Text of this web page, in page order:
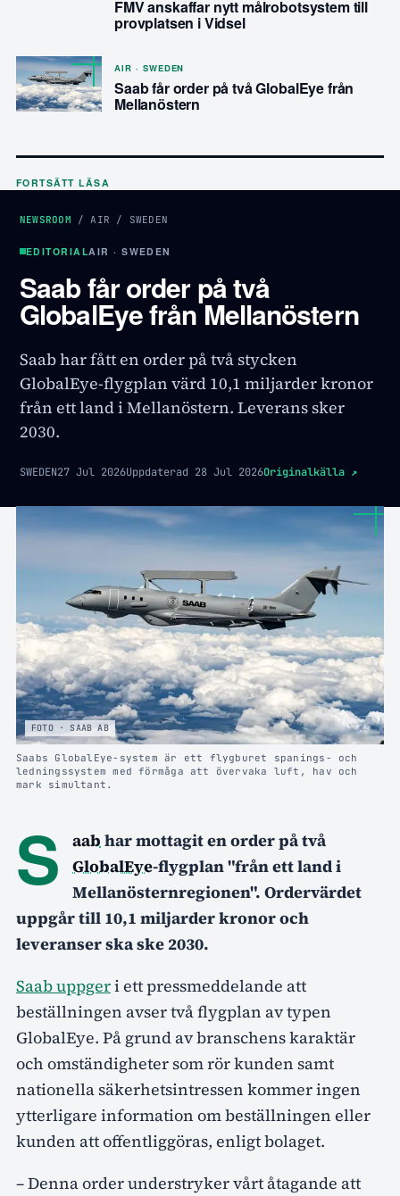
FMV anskaffar nytt målrobotsystem till
provplatsen i Vidsel
AIR · SWEDEN
Saab får order på två GlobalEye från
Mellanöstern
FORTSÄTT LÄSA
NEWSROOM /AIR / SWEDEN
EDITORIALAIR · SWEDEN
Saab får order på två
GlobalEye från Mellanöstern
Saab har fått en order på två stycken
GlobalEye-flygplan värd 10,1 miljarder kronor
från ett land i Mellanöstern. Leverans sker
2030.
SWEDEN27 Jul 2026Uppdaterad 28 Jul 2026Originalkälla ↗
FOTO · SAAB AB
Saabs GlobalEye-system är ett flygburet spanings- och
ledningssystem med förmåga att övervaka luft, hav och
mark simultant.
S aab har mottagit en order på två
GlobalEye-flygplan "från ett land i
Mellanösternregionen". Ordervärdet
uppgår till 10,1 miljarder kronor och
leveranser ska ske 2030.
Saab uppgeri ett pressmeddelande att
beställningen avser två flygplan av typen
GlobalEye. På grund av branschens karaktär
och omständigheter som rör kunden samt
nationella säkerhetsintressen kommer ingen
ytterligare information om beställningen eller
kunden att offentliggöras, enligt bolaget.
– Denna order understryker vårt åtagande att